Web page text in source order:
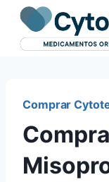
Pular
para
Comprar